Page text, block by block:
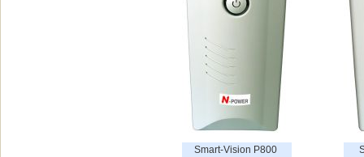
Smart-Vision P800